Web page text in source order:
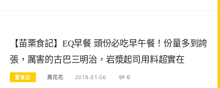
【苗栗食記】EQ早餐 頭份必吃早午餐！份量多到誇
張，厲害的古巴三明治，岩漿起司用料超實在
愛食記 周花花 2018-01-06 0